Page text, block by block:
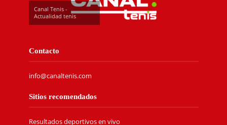
Canal Tenis -
Actualidad tenis
Contacto
info@canaltenis.com
Sitios recomendados
Resultados deportivos en vivo